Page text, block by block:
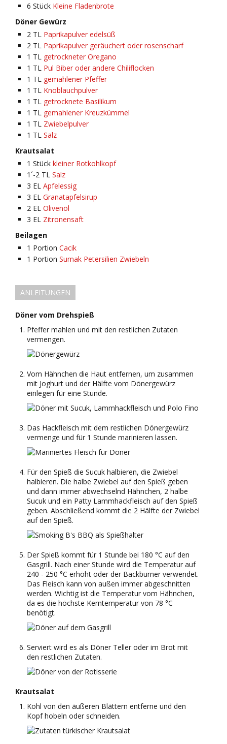
6 Stück Kleine Fladenbrote
Döner Gewürz
2 TL Paprikapulver edelsüß
2 TL Paprikapulver geräuchert oder rosenscharf
1 TL getrockneter Oregano
1 TL Pul Biber oder andere Chiliflocken
1 TL gemahlener Pfeffer
1 TL Knoblauchpulver
1 TL getrocknete Basilikum
1 TL gemahlener Kreuzkümmel
1 TL Zwiebelpulver
1 TL Salz
Krautsalat
1 Stück kleiner Rotkohlkopf
1´-2 TL Salz
3 EL Apfelessig
3 EL Granatapfelsirup
2 EL Olivenöl
3 EL Zitronensaft
Beilagen
1 Portion Cacik
1 Portion Sumak Petersilien Zwiebeln
ANLEITUNGEN
Döner vom Drehspieß
Pfeffer mahlen und mit den restlichen Zutaten
vermengen.
Vom Hähnchen die Haut entfernen, um zusammen
mit Joghurt und der Hälfte vom Dönergewürz
einlegen für eine Stunde.
Das Hackfleisch mit dem restlichen Dönergewürz
vermenge und für 1 Stunde marinieren lassen.
Für den Spieß die Sucuk halbieren, die Zwiebel
halbieren. Die halbe Zwiebel auf den Spieß geben
und dann immer abwechselnd Hähnchen, 2 halbe
Sucuk und ein Patty Lammhackfleisch auf den Spieß
geben. Abschließend kommt die 2 Hälfte der Zwiebel
auf den Spieß.
Der Spieß kommt für 1 Stunde bei 180 °C auf den
Gasgrill. Nach einer Stunde wird die Temperatur auf
240 - 250 °C erhöht oder der Backburner verwendet.
Das Fleisch kann von außen immer abgeschnitten
werden. Wichtig ist die Temperatur vom Hähnchen,
da es die höchste Kerntemperatur von 78 °C
benötigt.
Serviert wird es als Döner Teller oder im Brot mit
den restlichen Zutaten.
Krautsalat
Kohl von den äußeren Blättern entferne und den
Kopf hobeln oder schneiden.